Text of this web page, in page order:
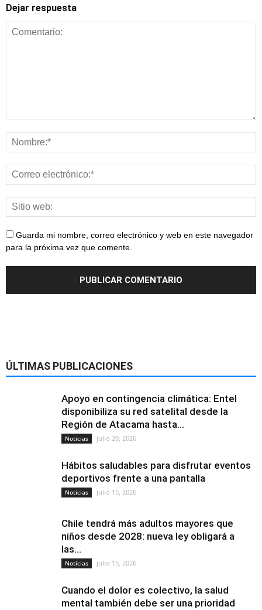
Alimentación y
nutrición
Dejar respuesta
Guarda mi nombre, correo electrónico y web en este navegador
para la próxima vez que comente.
ÚLTIMAS PUBLICACIONES
Apoyo en contingencia climática: Entel
disponibiliza su red satelital desde la
Región de Atacama hasta...
Noticias julio 20, 2026
Hábitos saludables para disfrutar eventos
deportivos frente a una pantalla
Noticias julio 15, 2026
Chile tendrá más adultos mayores que
niños desde 2028: nueva ley obligará a
las...
Noticias julio 15, 2026
Cuando el dolor es colectivo, la salud
mental también debe ser una prioridad